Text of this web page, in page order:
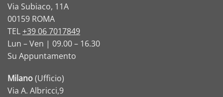
Via Subiaco, 11A
00159 ROMA
TEL+39 06 7017849
Lun – Ven | 09.00 – 16.30
Su Appuntamento
Milano(Ufficio)
Via A. Albricci,9